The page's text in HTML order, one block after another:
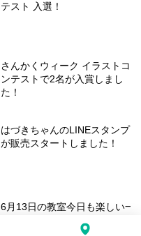
テスト 入選！
さんかくウィーク イラストコ
ンテストで2名が入賞しまし
た！
はづきちゃんのLINEスタンプ
が販売スタートしました！
6月13日の教室今日も楽しい一